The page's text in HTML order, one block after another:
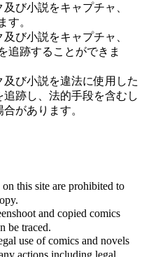
び小説をキャプチャ、
す。
び小説をキャプチャ、
追跡することができま
及び小説を違法に使用した
跡し、法的手段を含むし
があります。
this site are prohibited to
and copied comics
be traced.
use of comics and novels
actions including legal